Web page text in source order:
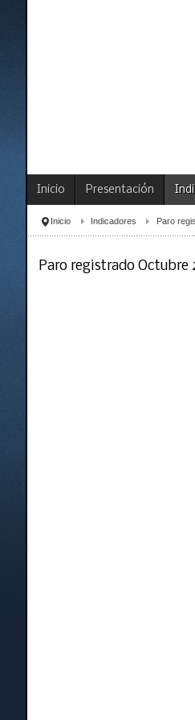
Inicio Presentación
Inicio Indicadores Paro
Paro registrado Octubre